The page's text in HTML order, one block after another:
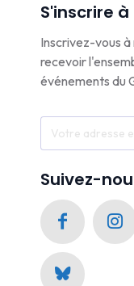
S'inscrire
Inscrivez-vous
recevoir
événements du
Suivez-